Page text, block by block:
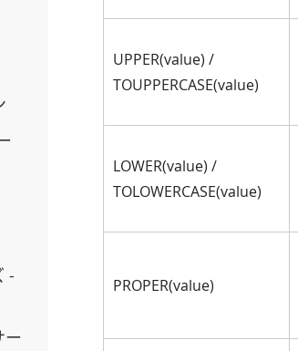
-
ー
UPPER(value) /
TOUPPERCASE(value)
LOWER(value) /
TOLOWERCASE(value)
PROPER(value)